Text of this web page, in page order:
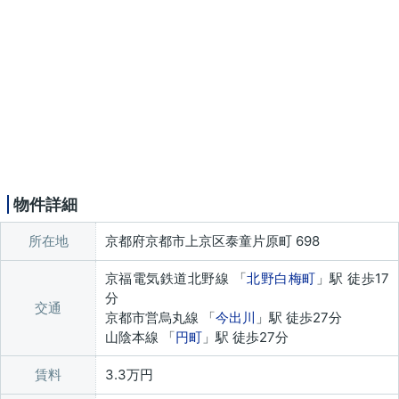
物件詳細
所在地 京都府京都市上京区泰童片原町 698
交通
京福電気鉄道北野線 「北野白梅町 」駅 徒歩17
分
京都市営烏丸線 「今出川 」駅 徒歩27分
山陰本線 「円町 」駅 徒歩27分
賃料 3.3万円